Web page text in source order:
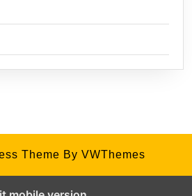
Theme By VWThemes